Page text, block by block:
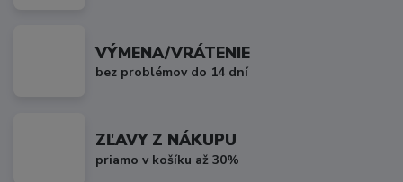
VÝMENA/VRÁTENIE
bez problémov do 14 dní
ZĽAVY Z NÁKUPU
priamo v košíku až 30%